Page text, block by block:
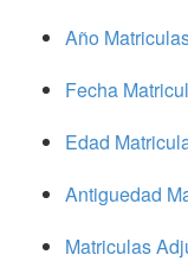
Año
Fecha
Edad
Antiguedad
Matriculas